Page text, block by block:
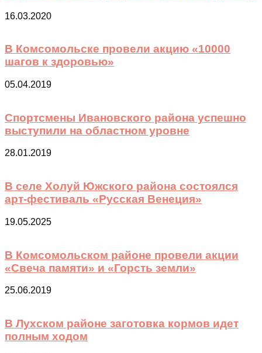
16.03.2020
В Комсомольске провели акцию «10000
шагов к здоровью»
05.04.2019
Спортсмены Ивановского района успешно
выступили на областном уровне
28.01.2019
В селе Холуй Южского района состоялся
арт-фестиваль «Русская Венеция»
19.05.2025
В Комсомольском районе провели акции
«Свеча памяти» и «Горсть земли»
25.06.2019
В Лухском районе заготовка кормов идет
полным ходом